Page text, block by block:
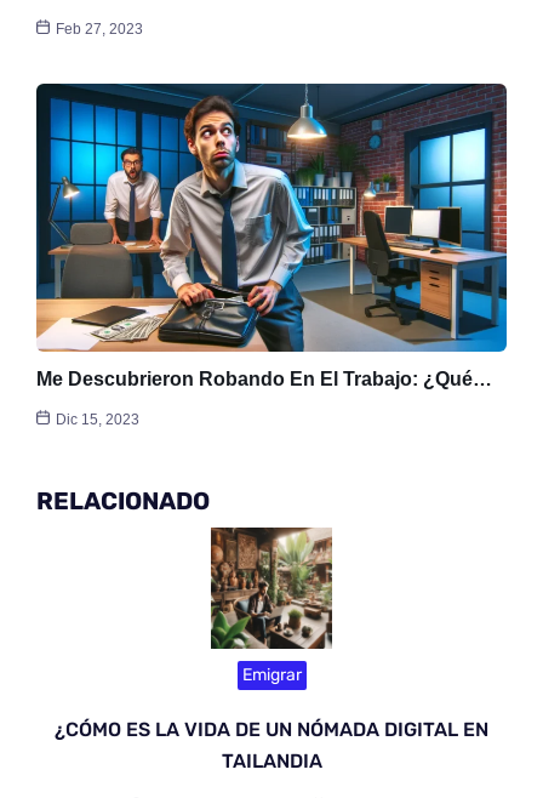
Feb 27, 2023
Me Descubrieron Robando En El Trabajo: ¿Qué…
Dic 15, 2023
RELACIONADO
Emigrar
¿CÓMO ES LA VIDA DE UN NÓMADA DIGITAL EN
TAILANDIA